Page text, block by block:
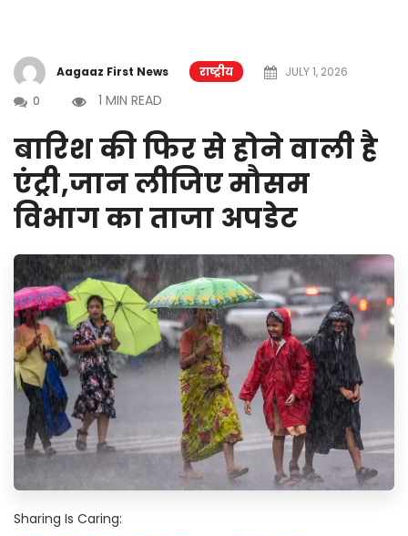
Aagaaz First News राष्ट्रीय
JULY 1, 2026
0
1 MIN READ
बारिश की फिर से होने वाली है
एंट्री,जान लीजिए मौसम
विभाग का ताजा अपडेट
Sharing Is Caring: